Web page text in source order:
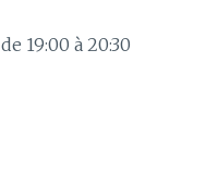
de 19:00 à 20:30